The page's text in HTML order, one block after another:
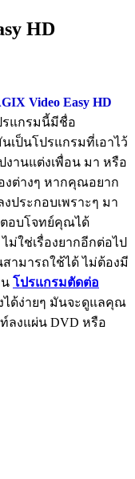
HD
Video Easy HD
รแกรมนี้มีชื่อ
เป็นโปรแกรมที่เอาไว้
งานแต่งเพื่อน มา หรือ
ต่างๆ หากคุณอยาก
ประกอบเพราะๆ มา
อบโจทย์คุณได้
ใช่เรื่องยากอีกต่อไป
ามารถใช้ได้ ไม่ต้องมี
โปรแกรมตัดต่อ
ได้ง่ายๆ มันจะดูแลคุณ
ลงแผ่น DVD หรือ